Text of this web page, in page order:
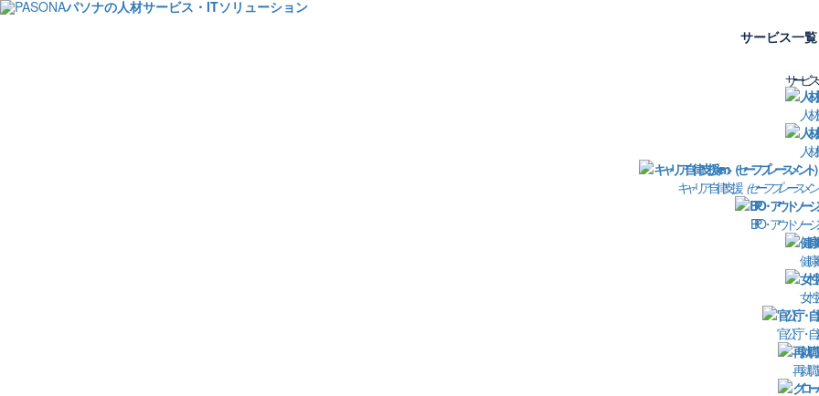
パソナの人材サービス・ITソリューション
サービス一覧
サービス
人
人
キャリア自律支援（セーフプレースメン
BPO・アウトソー
健康
女性
官公庁・自
再就職
E